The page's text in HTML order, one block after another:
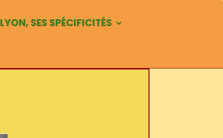
LYON, SES SPÉCIFICITÉS